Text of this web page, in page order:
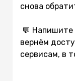
снова
💬 Напишите
вернём
сервисам, в